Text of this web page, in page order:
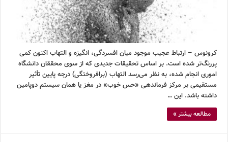
کرونوس – ارتباط عجیب موجود میان افسردگی، انگیزه و التهاب اکنون کمی
پررنگ‌تر شده است. بر اساس تحقیقات جدیدی که از سوی محققان دانشگاه
اموری انجام شده، به نظر می‌رسد التهاب (برافروختگی) درجه پایین تأثیر
مستقیمی بر مرکز فرماندهی «حس خوب» در مغز یا همان سیستم دوپامین
داشته باشد. این …
مطالعه بیشتر »